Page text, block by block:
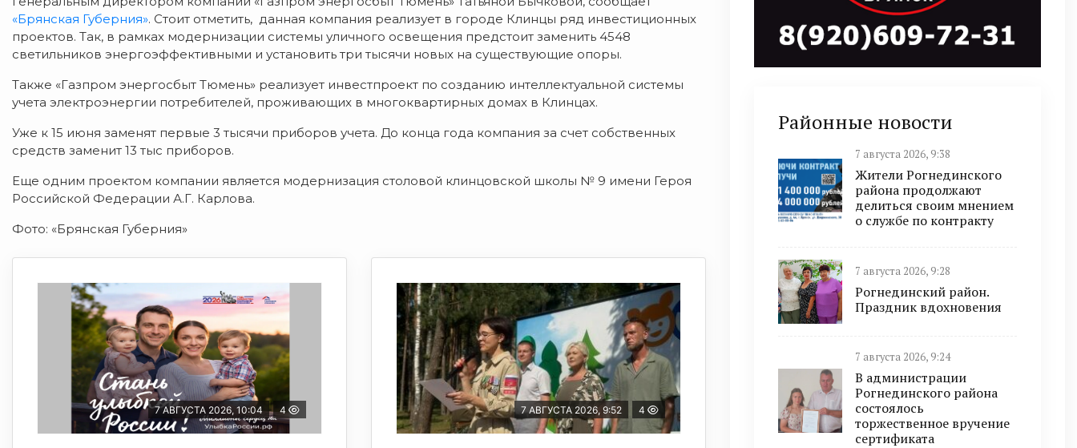
«Брянская Губерния». Стоит отметить, данная компания реализует в городе Клинцы ряд инвестиционных
проектов. Так, в рамках модернизации системы уличного освещения предстоит заменить 4548
светильников энергоэффективными и установить три тысячи новых на существующие опоры.
Также «Газпром энергосбыт Тюмень» реализует инвестпроект по созданию интеллектуальной системы
учета электроэнергии потребителей, проживающих в многоквартирных домах в Клинцах.
Уже к 15 июня заменят первые 3 тысячи приборов учета. До конца года компания за счет собственных
средств заменит 13 тыс приборов.
Еще одним проектом компании является модернизация столовой клинцовской школы № 9 имени Героя
Российской Федерации А.Г. Карлова.
Фото: «Брянская Губерния»
7 АВГУСТА 2026, 10:04 4 7 АВГУСТА 2026, 9:52 4
Районные новости
7 августа 2026, 9:38
Жители Рогнединского
района продолжают
делиться своим мнением
о службе по контракту
7 августа 2026, 9:28
Рогнединский район.
Праздник вдохновения
7 августа 2026, 9:24
В администрации
Рогнединского района
состоялось
торжественное вручение
сертификата